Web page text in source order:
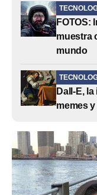
FOTOS:
muestra
mundo
Dall-E,
memes